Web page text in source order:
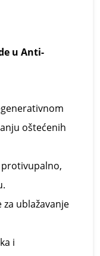
u Anti-
oštećenih
za ublažavanje
i